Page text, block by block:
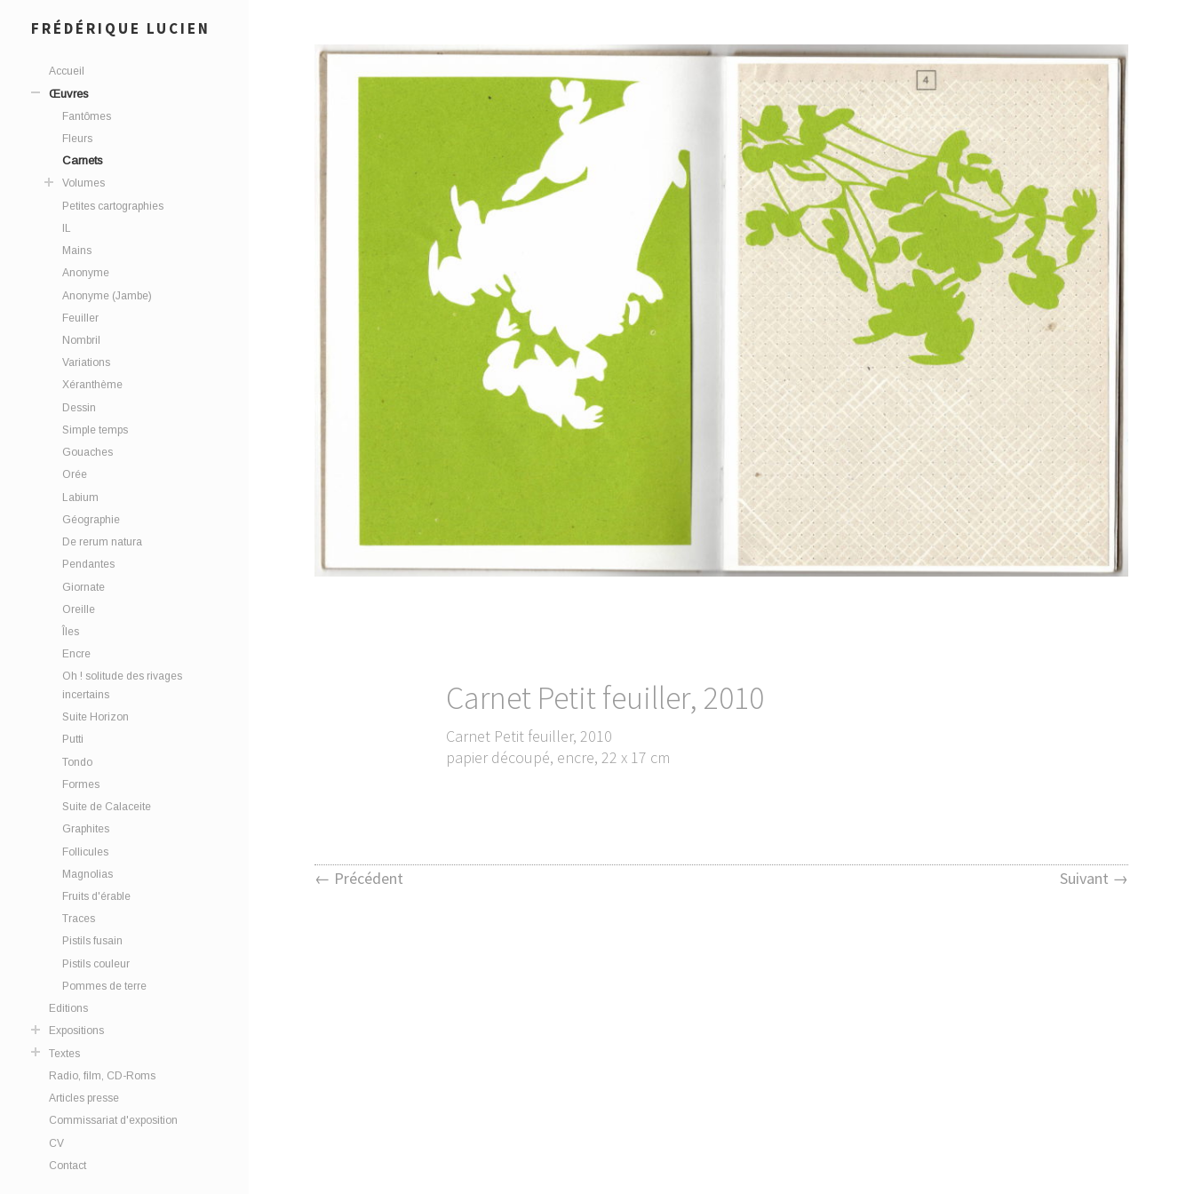
FRÉDÉRIQUE LUCIEN
Accueil
Œuvres
Fantômes
Fleurs
Carnets
Volumes
Petites cartographies
IL
Mains
Anonyme
Anonyme (Jambe)
Feuiller
Nombril
Variations
Xéranthème
Dessin
Simple temps
Gouaches
Orée
Labium
Géographie
De rerum natura
Pendantes
Giornate
Oreille
Îles
Encre
Oh ! solitude des rivages
incertains
Suite Horizon
Putti
Tondo
Formes
Suite de Calaceite
Graphites
Follicules
Magnolias
Fruits d'érable
Traces
Pistils fusain
Pistils couleur
Pommes de terre
Editions
Expositions
Textes
Radio, film, CD-Roms
Articles presse
Commissariat d'exposition
CV
Contact
Carnet Petit feuiller, 2010
Carnet Petit feuiller, 2010
papier découpé, encre, 22 x 17 cm
← Précédent Suivant →